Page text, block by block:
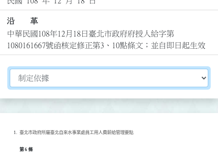
沿 革
中華民國108年12月18日臺北市政府府授人給字第
1080161667號函核定修正第3、10點條文；並自即日起生效
切換選擇法規資訊內容
臺北市政府所屬臺北自來水事業處員工用人費薪給管理要點
第 6 條